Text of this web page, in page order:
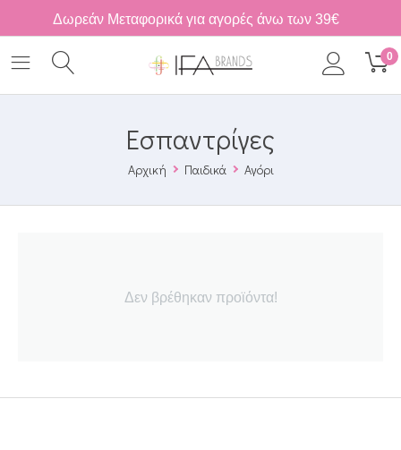
Δωρεάν Μεταφορικά για αγορές άνω των 39€
0
Εσπαντρίγες
Αρχική Παιδικά Αγόρι
Δεν βρέθηκαν προϊόντα!